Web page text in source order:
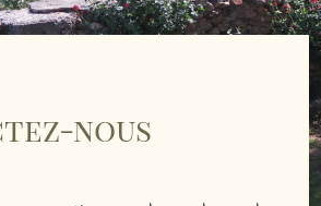
nous